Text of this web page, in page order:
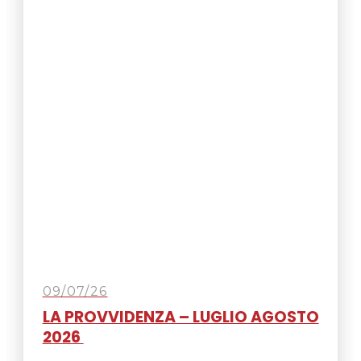
09/07/26
LA PROVVIDENZA – LUGLIO AGOSTO
2026